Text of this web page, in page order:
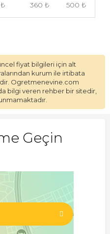
360 ₺ 500 ₺
fiyat bilgileri için alt
kurum ile irtibata
Ogretmenevine.com
bilgi veren rehber bir sitedir,
Geçin